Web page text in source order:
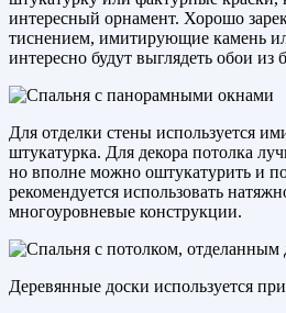
интересный орнамент. Хорошо
тиснением, имитирующие камень
интересно будут выглядеть обои из
Для отделки стены используется
штукатурка. Для декора потолка
но вполне можно оштукатурить и
рекомендуется использовать
многоуровневые конструкции.
Деревянные доски используется